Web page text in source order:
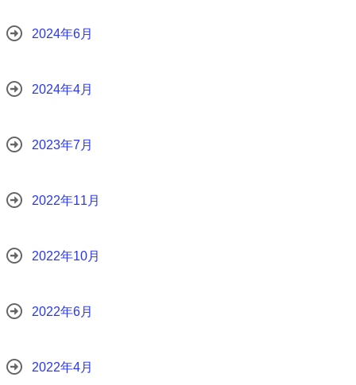
2024年6月
2024年4月
2023年7月
2022年11月
2022年10月
2022年6月
2022年4月